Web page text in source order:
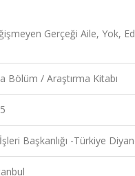
Gerçeği Aile, Yok,
Bölüm / Araştırma Kitabı
Başkanlığı -Türkiye